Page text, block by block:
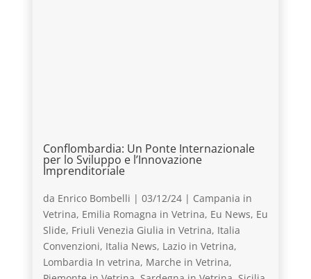
Conflombardia: Un Ponte Internazionale
per lo Sviluppo e l’Innovazione
Imprenditoriale
da Enrico Bombelli | 03/12/24| Campania in
Vetrina, Emilia Romagna in Vetrina, Eu News, Eu
Slide, Friuli Venezia Giulia in Vetrina, Italia
Convenzioni, Italia News, Lazio in Vetrina,
Lombardia In vetrina, Marche in Vetrina,